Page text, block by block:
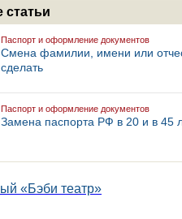
статьи
Паспорт и оформление документов
Смена фамилии, имени или
сделать
Паспорт и оформление документов
Замена паспорта РФ в 20 и в 45